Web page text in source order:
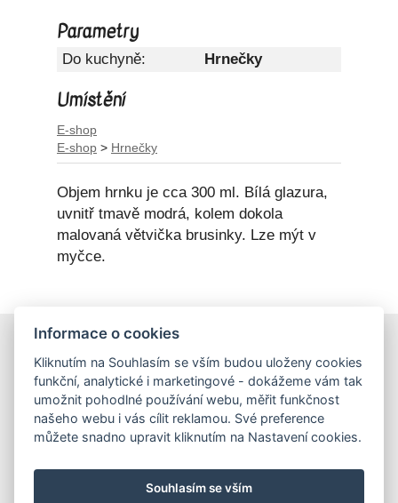
Parametry
Do kuchyně: Hrnečky
Umístění
E-shop
E-shop > Hrnečky
Objem hrnku je cca 300 ml. Bílá glazura,
uvnitř tmavě modrá, kolem dokola
malovaná větvička brusinky. Lze mýt v
myčce.
Obchodní podmínky
Podmínky ochrany osobních údajů
Hrnečky
Ateliér Hrnečky
Informace o cookies
Kliknutím na Souhlasím se vším budou uloženy cookies
funkční, analytické i marketingové - dokážeme vám tak
umožnit pohodlné používání webu, měřit funkčnost
našeho webu i vás cílit reklamou. Své preference
můžete snadno upravit kliknutím na Nastavení cookies.
Souhlasím se vším